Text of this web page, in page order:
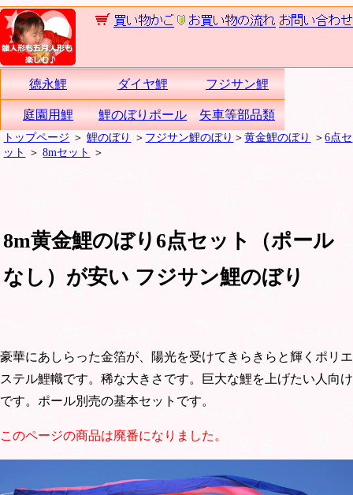
徳永鯉 ダイヤ鯉 フジサン鯉
庭園用鯉 鯉のぼりポール 矢車等部品類
トップページ ＞鯉のぼり ＞ フジサン鯉のぼり ＞黄金鯉のぼり ＞6点セ
ット
＞8mセット ＞
8m黄金鯉のぼり6点セット（ポール
なし）が安い フジサン鯉のぼり
豪華にあしらった金箔が、陽光を受けてきらきらと輝くポリエ
ステル鯉幟です。稀な大きさです。巨大な鯉を上げたい人向け
です。ポール別売の基本セットです。
このページの商品は廃番になりました。